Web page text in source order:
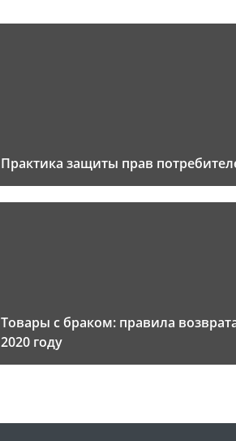
Практика защиты прав
Товары с браком: правила
2020 году